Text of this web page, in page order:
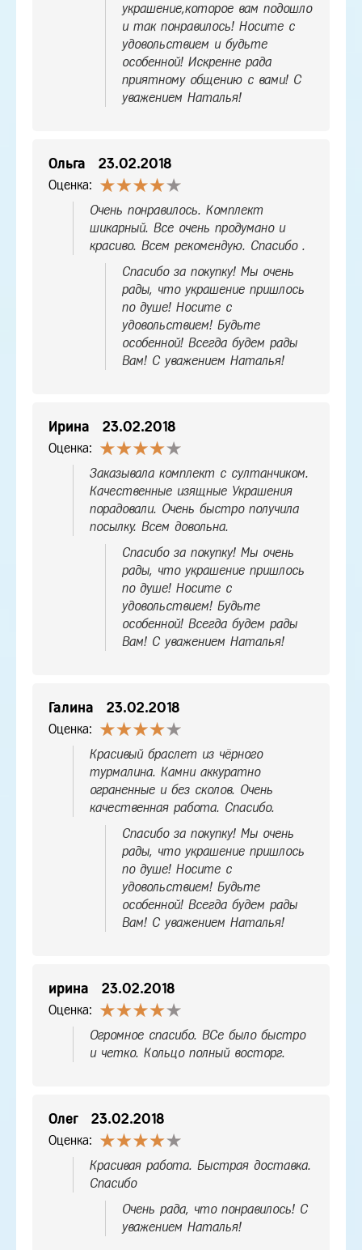
украшение,которое вам подошло
и так понравилось! Носите с
удовольствием и будьте
особенной! Искренне рада
приятному общению с вами! С
уважением Наталья!
Ольга 23.02.2018
Оценка:
Очень понравилось. Комплект
шикарный. Все очень продумано и
красиво. Всем рекомендую. Спасибо .
Спасибо за покупку! Мы очень
рады, что украшение пришлось
по душе! Носите с
удовольствием! Будьте
особенной! Всегда будем рады
Вам! С уважением Наталья!
Ирина 23.02.2018
Оценка:
Заказывала комплект с султанчиком.
Качественные изящные Украшения
порадовали. Очень быстро получила
посылку. Всем довольна.
Спасибо за покупку! Мы очень
рады, что украшение пришлось
по душе! Носите с
удовольствием! Будьте
особенной! Всегда будем рады
Вам! С уважением Наталья!
Галина 23.02.2018
Оценка:
Красивый браслет из чёрного
турмалина. Камни аккуратно
ограненные и без сколов. Очень
качественная работа. Спасибо.
Спасибо за покупку! Мы очень
рады, что украшение пришлось
по душе! Носите с
удовольствием! Будьте
особенной! Всегда будем рады
Вам! С уважением Наталья!
ирина 23.02.2018
Оценка:
Огромное спасибо. ВСе было быстро
и четко. Кольцо полный восторг.
Олег 23.02.2018
Оценка:
Красивая работа. Быстрая доставка.
Спасибо
Очень рада, что понравилось! С
уважением Наталья!